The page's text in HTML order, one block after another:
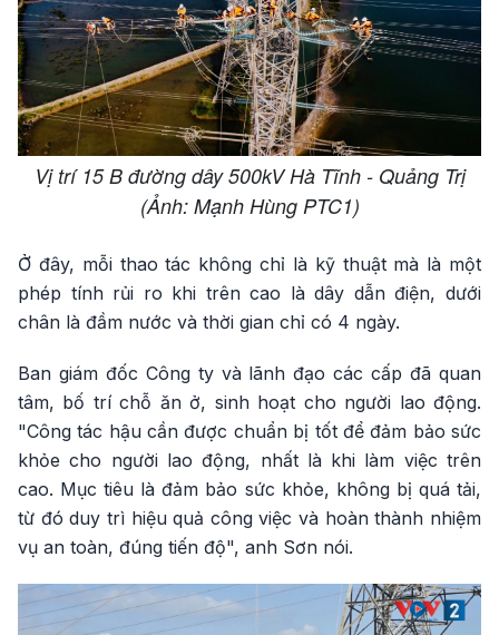
Vị trí 15 B đường dây 500kV Hà Tĩnh - Quảng Trị
(Ảnh: Mạnh Hùng PTC1)
Ở đây, mỗi thao tác không chỉ là kỹ thuật mà là một
phép tính rủi ro khi trên cao là dây dẫn điện, dưới
chân là đầm nước và thời gian chỉ có 4 ngày.
Ban giám đốc Công ty và lãnh đạo các cấp đã quan
tâm, bố trí chỗ ăn ở, sinh hoạt cho người lao động.
"Công tác hậu cần được chuẩn bị tốt để đảm bảo sức
khỏe cho người lao động, nhất là khi làm việc trên
cao. Mục tiêu là đảm bảo sức khỏe, không bị quá tải,
từ đó duy trì hiệu quả công việc và hoàn thành nhiệm
vụ an toàn, đúng tiến độ", anh Sơn nói.